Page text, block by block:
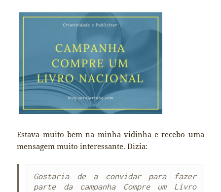
Estava muito bem na minha vidinha e recebo uma
mensagem muito interessante. Dizia:
Gostaria de a convidar para fazer
parte da campanha Compre um Livro